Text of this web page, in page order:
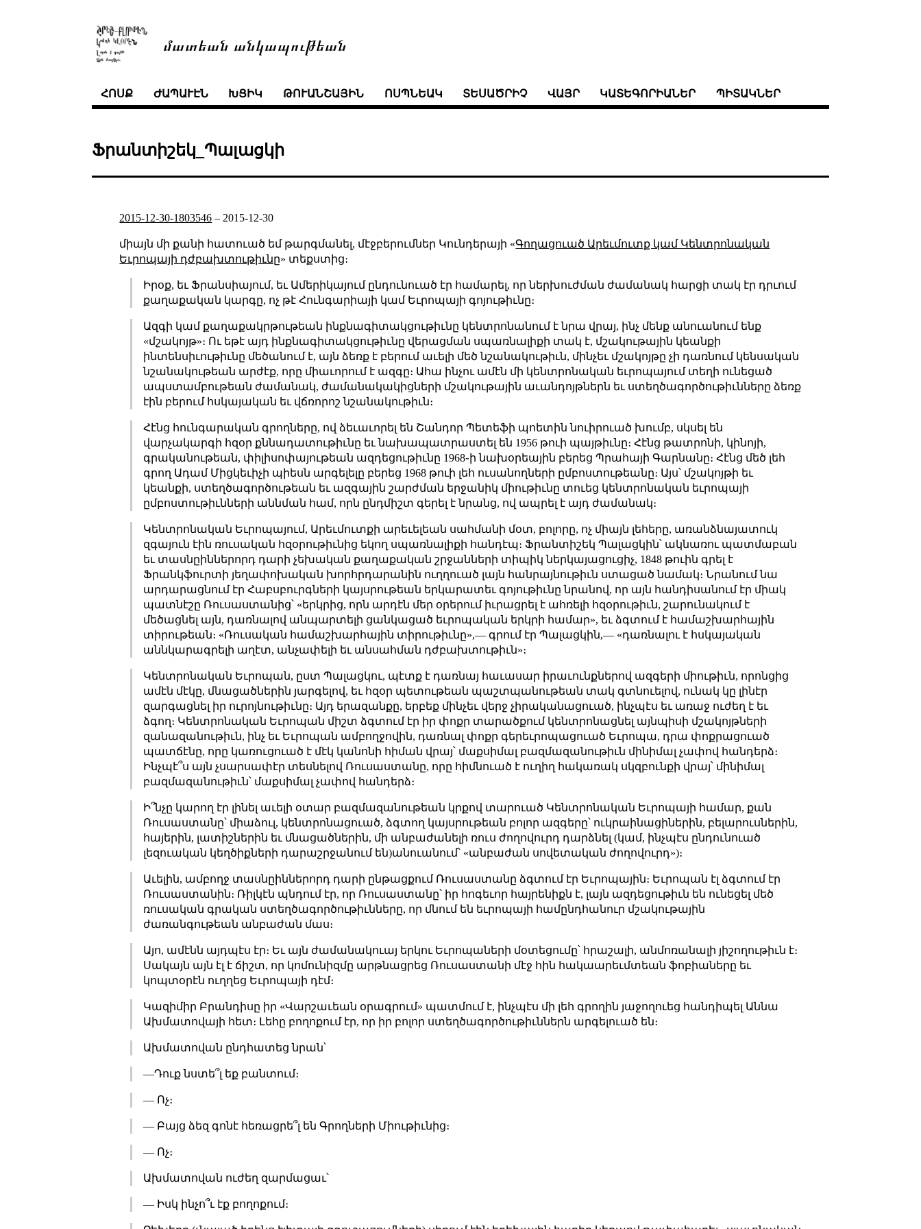
մատեան անկապութեան
ՀՈՍՔ ԺԱՊԱՒԷՆ ԽՑԻԿ ԹՈՒԱՆՇԱՅԻՆ ՈՍՊՆԵԱԿ ՏԵՍԱԾՐԻՉ ՎԱՅՐ ԿԱՏԵԳՈՐԻԱՆԵՐ ՊԻՏԱԿՆԵՐ
Ֆրանտիշեկ_Պալացկի
2015-12-30-1803546 – 2015-12-30
միայն մի քանի հատուած եմ թարգմանել, մէջբերումներ Կունդերայի «Գողացուած Արեւմուտք կամ Կենտրոնական
Եւրոպայի դժբախտութիւնը» տեքստից։
Իրօք, եւ Ֆրանսիայում, եւ Ամերիկայում ընդունուած էր համարել, որ ներխուժման ժամանակ հարցի տակ էր դրւում
քաղաքական կարգը, ոչ թէ Հունգարիայի կամ Եւրոպայի գոյութիւնը։
Ազգի կամ քաղաքակրթութեան ինքնագիտակցութիւնը կենտրոնանում է նրա վրայ, ինչ մենք անուանում ենք
«մշակոյթ»։ Ու եթէ այդ ինքնագիտակցութիւնը վերացման սպառնալիքի տակ է, մշակութային կեանքի
ինտենսիւութիւնը մեծանում է, այն ձեռք է բերում աւելի մեծ նշանակութիւն, մինչեւ մշակոյթը չի դառնում կենսական
նշանակութեան արժէք, որը միաւորում է ազգը։ Ահա ինչու ամէն մի կենտրոնական եւրոպայում տեղի ունեցած
ապստամբութեան ժամանակ, ժամանակակիցների մշակութային աւանդոյթներն եւ ստեղծագործութիւնները ձեռք
էին բերում հսկայական եւ վճռորոշ նշանակութիւն։
Հէնց հունգարական գրողները, ով ձեւաւորել են Շանդոր Պետեֆի պոետին նուիրուած խումբ, սկսել են
վարչակարգի հզօր քննադատութիւնը եւ նախապատրաստել են 1956 թուի պայթիւնը։ Հէնց թատրոնի, կինոյի,
գրականութեան, փիլիսոփայութեան ազդեցութիւնը 1968֊ի նախօրեային բերեց Պրահայի Գարնանը։ Հէնց մեծ լեհ
գրող Ադամ Միցկեւիչի պիեսն արգելելը բերեց 1968 թուի լեհ ուսանողների ըմբոստութեանը։ Այս՝ մշակոյթի եւ
կեանքի, ստեղծագործութեան եւ ազգային շարժման երջանիկ միութիւնը տուեց կենտրոնական եւրոպայի
ըմբոստութիւնների աննման համ, որն ընդմիշտ գերել է նրանց, ով ապրել է այդ ժամանակ։
Կենտրոնական Եւրոպայում, Արեւմուտքի արեւելեան սահմանի մօտ, բոլորը, ոչ միայն լեհերը, առանձնայատուկ
զգայուն էին ռուսական հզօրութիւնից եկող սպառնալիքի հանդէպ։ Ֆրանտիշեկ Պալացկին՝ ակնառու պատմաբան
եւ տասնըիններորդ դարի չեխական քաղաքական շրջանների տիպիկ ներկայացուցիչ, 1848 թուին գրել է
Ֆրանկֆուրտի յեղափոխական խորհրդարանին ուղղուած լայն հանրայնութիւն ստացած նամակ։ Նրանում նա
արդարացնում էր Հաբսբուրգների կայսրութեան երկարատեւ գոյութիւնը նրանով, որ այն հանդիսանում էր միակ
պատնէշը Ռուսաստանից՝ «երկրից, որն արդէն մեր օրերում իւրացրել է ահռելի հզօրութիւն, շարունակում է
մեծացնել այն, դառնալով անպարտելի ցանկացած եւրոպական երկրի համար», եւ ձգտում է համաշխարհային
տիրութեան։ «Ռուսական համաշխարհային տիրութիւնը»,— գրում էր Պալացկին,— «դառնալու է հսկայական
աննկարագրելի աղէտ, անչափելի եւ անսահման դժբախտութիւն»։
Կենտրոնական Եւրոպան, ըստ Պալացկու, պէտք է դառնայ հաւասար իրաւունքներով ազգերի միութիւն, որոնցից
ամէն մէկը, մնացածներին յարգելով, եւ հզօր պետութեան պաշտպանութեան տակ գտնուելով, ունակ կը լինէր
զարգացնել իր ուրոյնութիւնը։ Այդ երազանքը, երբեք մինչեւ վերջ չիրականացուած, ինչպէս եւ առաջ ուժեղ է եւ
ձգող։ Կենտրոնական Եւրոպան միշտ ձգտում էր իր փոքր տարածքում կենտրոնացնել այնպիսի մշակոյթների
զանազանութիւն, ինչ եւ Եւրոպան ամբողջովին, դառնալ փոքր գերեւրոպացուած Եւրոպա, դրա փոքրացուած
պատճէնը, որը կառուցուած է մէկ կանոնի հիման վրայ՝ մաքսիմալ բազմազանութիւն մինիմալ չափով հանդերձ։
Ինչպէ՞ս այն չսարսափէր տեսնելով Ռուսաստանը, որը հիմնուած է ուղիղ հակառակ սկզբունքի վրայ՝ մինիմալ
բազմազանութիւն՝ մաքսիմալ չափով հանդերձ։
Ի՞նչը կարող էր լինել աւելի օտար բազմազանութեան կրքով տարուած Կենտրոնական Եւրոպայի համար, քան
Ռուսաստանը՝ միաձուլ, կենտրոնացուած, ձգտող կայսրութեան բոլոր ազգերը՝ ուկրաինացիներին, բելարուսներին,
հայերին, լատիշներին եւ մնացածներին, մի անբաժանելի ռուս ժողովուրդ դարձնել (կամ, ինչպէս ընդունուած
լեզուական կեղծիքների դարաշրջանում են)անուանում՝ «անբաժան սովետական ժողովուրդ»)։
Աւելին, ամբողջ տասնըիններորդ դարի ընթացքում Ռուսաստանը ձգտում էր Եւրոպային։ Եւրոպան էլ ձգտում էր
Ռուսաստանին։ Ռիլկէն պնդում էր, որ Ռուսաստանը՝ իր հոգեւոր հայրենիքն է, լայն ազդեցութիւն են ունեցել մեծ
ռուսական գրական ստեղծագործութիւնները, որ մնում են եւրոպայի համընդհանուր մշակութային
ժառանգութեան անբաժան մաս։
Այո, ամէնն այդպէս էր։ Եւ այն ժամանակուայ երկու Եւրոպաների մօտեցումը՝ հրաշալի, անմոռանալի յիշողութիւն է։
Սակայն այն էլ է ճիշտ, որ կոմունիզմը արթնացրեց Ռուսաստանի մէջ հին հակաարեւմտեան ֆոբիաները եւ
կոպտօրէն ուղղեց Եւրոպայի դէմ։
Կազիմիր Բրանդիսը իր «Վարշաւեան օրագրում» պատմում է, ինչպէս մի լեհ գրողին յաջողուեց հանդիպել Աննա
Ախմատովայի հետ։ Լեհը բողոքում էր, որ իր բոլոր ստեղծագործութիւններն արգելուած են։
Ախմատովան ընդհատեց նրան՝
—Դուք նստե՞լ եք բանտում։
— Ոչ։
— Բայց ձեզ գոնէ հեռացրե՞լ են Գրողների Միութիւնից։
— Ոչ։
Ախմատովան ուժեղ զարմացաւ՝
— Իսկ ինչո՞ւ էք բողոքում։